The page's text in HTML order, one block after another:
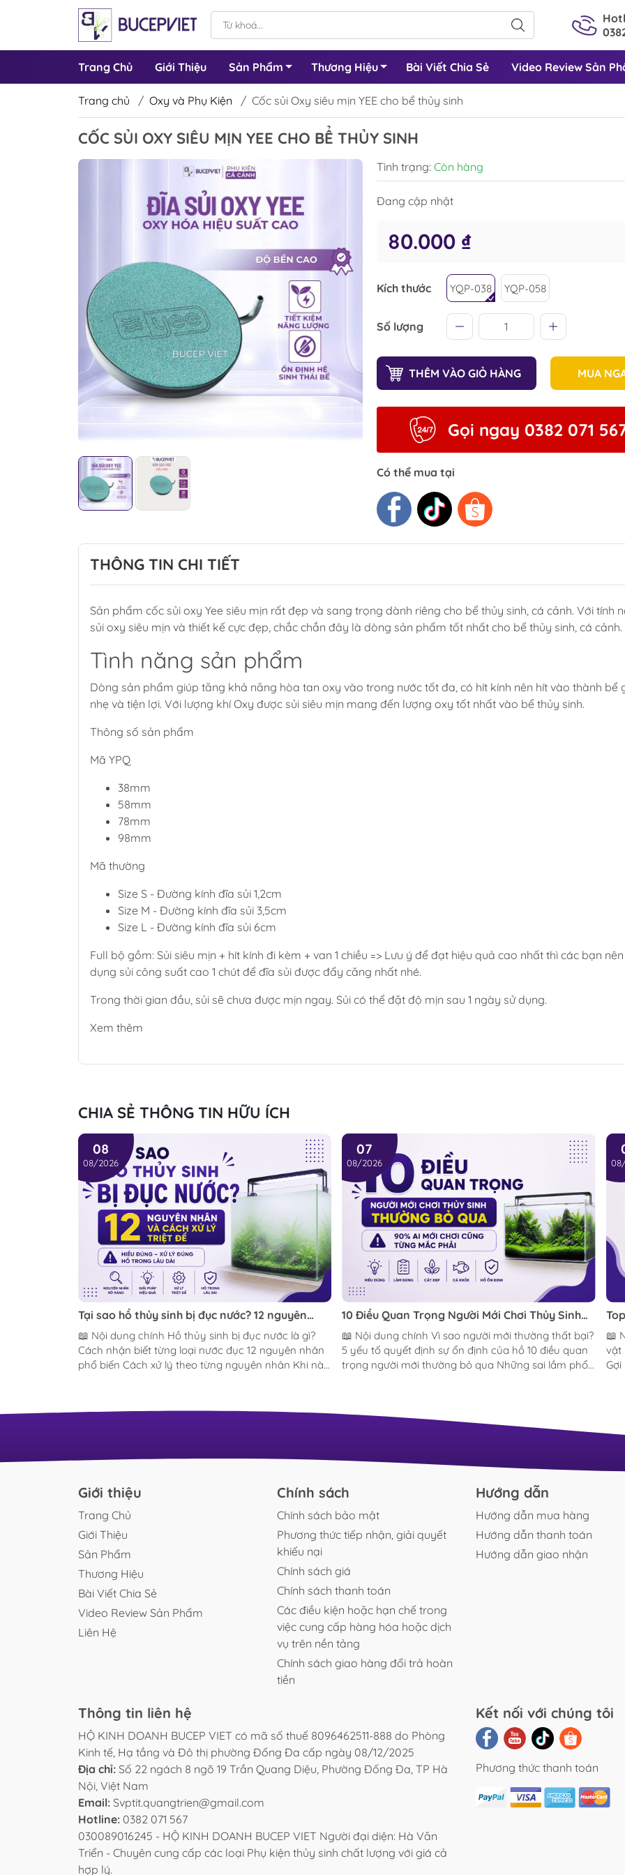
Trang Chủ Giới Thiệu Sản Phẩm Thương Hiệu Bài Viết Chia Sẻ Video Review Sản
Trang chủ / Oxy và Phụ Kiện / Cốc sủi Oxy siêu mịn YEE cho bể thủy sinh
CỐC SỦI OXY SIÊU MỊN YEE CHO BỂ THỦY SINH
Tình trạng: Còn hàng
Đang cập nhật
80.000 ₫
Kích thước YQP-038 YQP-058
Số lượng
THÊM VÀO GIỎ HÀNG MUA
Gọi ngay 0382 071
Có thể mua tại
THÔNG TIN CHI TIẾT
Sản phẩm cốc sủi oxy Yee siêu mịn rất đẹp và sang trọng dành riêng cho bể thủy sinh, cá cảnh. Với tính
sủi oxy siêu mịn và thiết kế cực đẹp, chắc chắn đây là dòng sản phẩm tốt nhất cho bể thủy sinh, cá cảnh.
Tình năng sản phẩm
Dòng sản phẩm giúp tăng khả năng hòa tan oxy vào trong nước tốt đa, có hít kính nên hít vào thành bể
nhẹ và tiện lợi. Với lượng khí Oxy được sủi siêu mịn mang đến lượng oxy tốt nhất vào bể thủy sinh.
Thông số sản phẩm
Mã YPQ
38mm
58mm
78mm
98mm
Mã thường
Size S - Đường kính đĩa sủi 1,2cm
Size M - Đường kính đĩa sủi 3,5cm
Size L - Đường kính đĩa sủi 6cm
Full bộ gồm: Sủi siêu mịn + hít kính đi kèm + van 1 chiều => Lưu ý để đạt hiệu quả cao nhất thì các bạn
dụng sủi công suất cao 1 chút để đĩa sủi được đẩy căng nhất nhé.
Trong thời gian đầu, sủi sẽ chưa được mịn ngay. Sủi có thể đặt độ mịn sau 1 ngày sử dụng.
Xem thêm
CHIA SẺ THÔNG TIN HỮU ÍCH
08
08/2026
Tại sao hồ thủy sinh bị đục nước? 12 nguyên
nhân và cách xử lý triệt để
📖 Nội dung chính Hồ thủy sinh bị đục nước là gì?
Cách nhận biết từng loại nước đục 12 nguyên nhân
phổ biến Cách xử lý theo từng nguyên nhân Khi nào
so sánh bể cá nước trắng đục và nước trong vắt
07
08/2026
10 Điều Quan Trọng Người Mới Chơi Thủy Sinh
Thường Bỏ Qua (90% Ai Mới Chơi Cũng Từng
Mắc Phải)
📖 Nội dung chính Vì sao người mới thường thất bại?
5 yếu tố quyết định sự ổn định của hồ 10 điều quan
trọng người mới thường bỏ qua Những sai lầm phổ
chân vào thế giới thủy sinh, hầu hết chúng ta đều
xanh mướt như thảo nguyên thu nhỏ, dòng nước
Bí
cá
📖 Nội
vật
Giới thiệu
Trang Chủ
Giới Thiệu
Sản Phẩm
Thương Hiệu
Bài Viết Chia Sẻ
Video Review Sản Phẩm
Liên Hệ
Chính sách
Chính sách bảo mật
Phương thức tiếp nhận, giải quyết
khiếu nại
Chính sách giá
Chính sách thanh toán
Các điều kiện hoặc hạn chế trong
việc cung cấp hàng hóa hoặc dịch
vụ trên nền tảng
Chính sách giao hàng đổi trả hoàn
tiền
Hướng dẫn
Hướng dẫn mua hàng
Hướng dẫn thanh toán
Hướng dẫn giao nhận
Thông tin liên hệ
HỘ KINH DOANH BUCEP VIET có mã số thuế 8096462511-888 do Phòng
Kinh tế, Hạ tầng và Đô thị phường Đống Đa cấp ngày 08/12/2025
Địa chỉ: Số 22 ngách 8 ngõ 19 Trần Quang Diệu, Phường Đống Đa, TP Hà
Nội, Việt Nam
Email: Svptit.quangtrien@gmail.com
Hotline: 0382 071 567
030089016245 - HỘ KINH DOANH BUCEP VIET Người đại diện: Hà Văn
Triển - Chuyên cung cấp các loại Phụ kiện thủy sinh chất lượng với giá cả
hợp lý.
Kết nối với chúng tôi
Phương thức thanh toán